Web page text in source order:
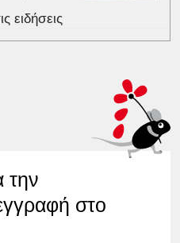
ειδήσεις
την
στο